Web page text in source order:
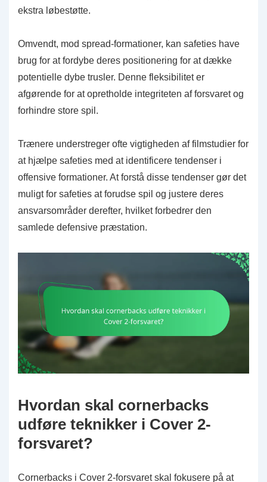
ekstra løbestøtte.
Omvendt, mod spread-formationer, kan safeties have
brug for at fordybe deres positionering for at dække
potentielle dybe trusler. Denne fleksibilitet er
afgørende for at opretholde integriteten af forsvaret og
forhindre store spil.
Trænere understreger ofte vigtigheden af filmstudier for
at hjælpe safeties med at identificere tendenser i
offensive formationer. At forstå disse tendenser gør det
muligt for safeties at forudse spil og justere deres
ansvarsområder derefter, hvilket forbedrer den
samlede defensive præstation.
Hvordan skal cornerbacks
udføre teknikker i Cover 2-
forsvaret?
Cornerbacks i Cover 2-forsvaret skal fokusere på at